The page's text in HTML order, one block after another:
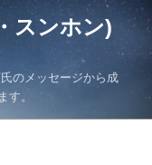
スンホン)
のメッセージから成
す。